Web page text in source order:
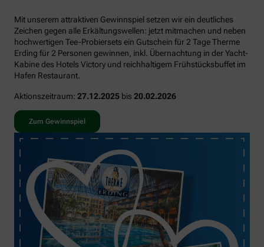
Mit unserem attraktiven Gewinnspiel setzen wir ein deutliches
Zeichen gegen alle Erkältungswellen: jetzt mitmachen und neben
hochwertigen Tee-Probiersets ein Gutschein für 2 Tage Therme
Erding für 2 Personen gewinnen, inkl. Übernachtung in der Yacht-
Kabine des Hotels Victory und reichhaltigem Frühstücksbuffet im
Hafen Restaurant.
Aktionszeitraum: 27.12.2025 bis 20.02.2026
Zum Gewinnspiel